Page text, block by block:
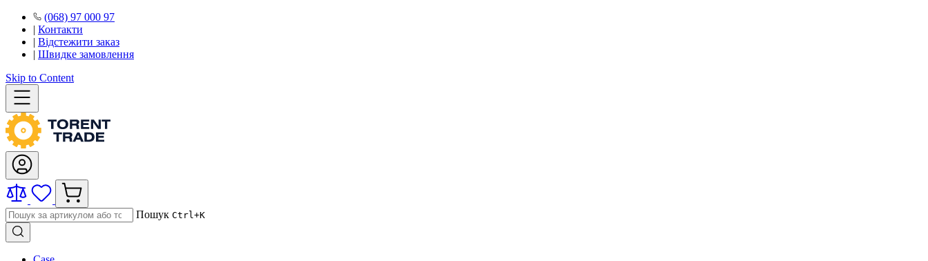
(068) 97 000 97
| Контакти
| Відстежити заказ
| Швидке замовлення
Skip to Content
Пошук Ctrl+K